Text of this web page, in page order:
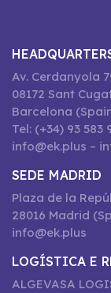
Av. Cerdanyola
08172 Sant
Barcelona
Tel: (+34) 93 583
info@ek.plus –
SEDE MADRID
Plaza de la
28016 Madrid
info@ek.plus
LOGÍSTICA E
ALGEVASA